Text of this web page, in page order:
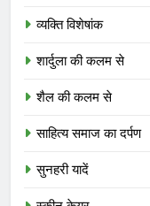
व्यक्ति विशेषांक
शार्दुला की कलम से
शैल की कलम से
साहित्य समाज का दर्पण
सुनहरी यादें